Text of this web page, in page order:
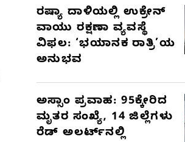
ರಷ್ಯಾ ದಾಳಿಯಲ್ಲಿ ಉಕ್ರೇನ್
ವಾಯು ರಕ್ಷಣಾ ವ್ಯವಸ್ಥೆ
ವಿಫಲ: ‘ಭಯಾನಕ ರಾತ್ರಿ’ಯ
ಅನುಭವ
ಅಸ್ಸಾಂ ಪ್ರವಾಹ: 95ಕ್ಕೇರಿದ
ಮೃತರ ಸಂಖ್ಯೆ, 14 ಜಿಲ್ಲೆಗಳು
ರೆಡ್ ಅಲರ್ಟ್‌ನಲ್ಲಿ